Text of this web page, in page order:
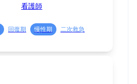
看護師
回復期 慢性期
二次救急